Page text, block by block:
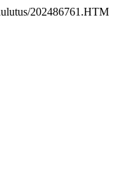
202486761.HTM